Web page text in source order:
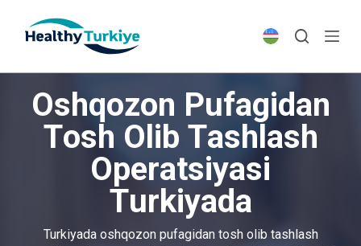
p
Oshqozon Pufagidan
Tosh Olib Tashlash
Operatsiyasi
Turkiyada
Turkiyada oshqozon pufagidan tosh olib tashlash